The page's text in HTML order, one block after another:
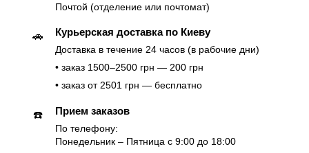
Почтой (отделение или почтомат)
🚗 Курьерская доставка по Киеву
Доставка в течение 24 часов (в рабочие дни)
• заказ 1500–2500 грн — 200 грн
• заказ от 2501 грн — бесплатно
☎️ Прием заказов
По телефону:
Понедельник – Пятница с 9:00 до 18:00